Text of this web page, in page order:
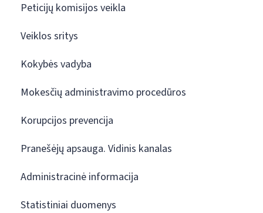
Peticijų komisijos veikla
Veiklos sritys
Kokybės vadyba
Mokesčių administravimo procedūros
Korupcijos prevencija
Pranešėjų apsauga. Vidinis kanalas
Administracinė informacija
Statistiniai duomenys